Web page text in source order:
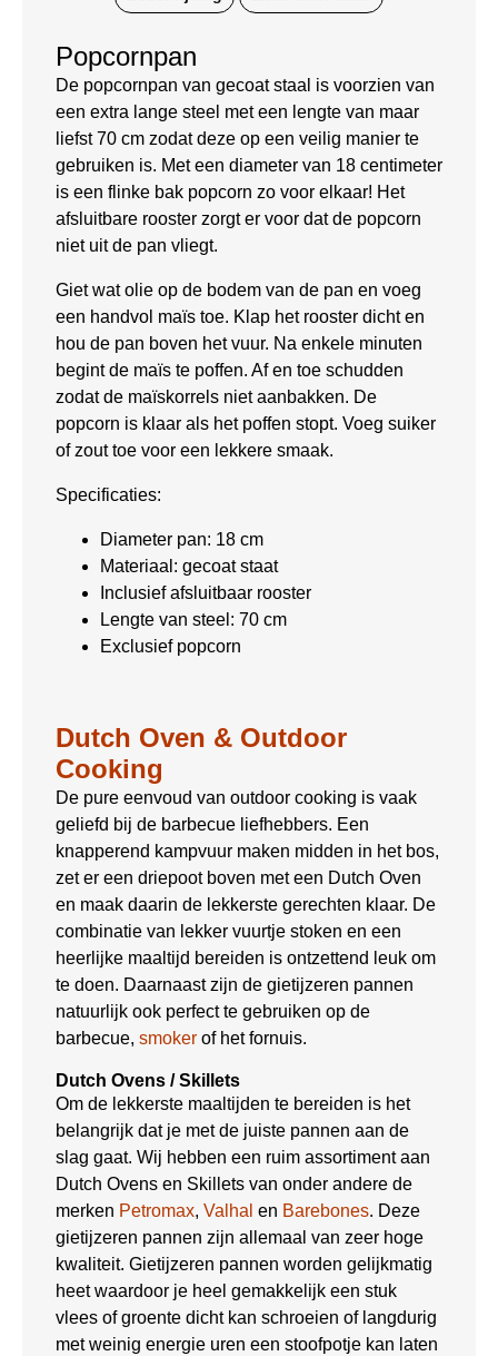
Popcornpan
De popcornpan van gecoat staal is voorzien van
een extra lange steel met een lengte van maar
liefst 70 cm zodat deze op een veilig manier te
gebruiken is. Met een diameter van 18 centimeter
is een flinke bak popcorn zo voor elkaar! Het
afsluitbare rooster zorgt er voor dat de popcorn
niet uit de pan vliegt.
Giet wat olie op de bodem van de pan en voeg
een handvol maïs toe. Klap het rooster dicht en
hou de pan boven het vuur. Na enkele minuten
begint de maïs te poffen. Af en toe schudden
zodat de maïskorrels niet aanbakken. De
popcorn is klaar als het poffen stopt. Voeg suiker
of zout toe voor een lekkere smaak.
Specificaties:
Diameter pan: 18 cm
Materiaal: gecoat staat
Inclusief afsluitbaar rooster
Lengte van steel: 70 cm
Exclusief popcorn
Dutch Oven & Outdoor
Cooking
De pure eenvoud van outdoor cooking is vaak
geliefd bij de barbecue liefhebbers. Een
knapperend kampvuur maken midden in het bos,
zet er een driepoot boven met een Dutch Oven
en maak daarin de lekkerste gerechten klaar. De
combinatie van lekker vuurtje stoken en een
heerlijke maaltijd bereiden is ontzettend leuk om
te doen. Daarnaast zijn de gietijzeren pannen
natuurlijk ook perfect te gebruiken op de
barbecue, smoker of het fornuis.
Dutch Ovens / Skillets
Om de lekkerste maaltijden te bereiden is het
belangrijk dat je met de juiste pannen aan de
slag gaat. Wij hebben een ruim assortiment aan
Dutch Ovens en Skillets van onder andere de
merken Petromax, Valhal en Barebones. Deze
gietijzeren pannen zijn allemaal van zeer hoge
kwaliteit. Gietijzeren pannen worden gelijkmatig
heet waardoor je heel gemakkelijk een stuk
vlees of groente dicht kan schroeien of langdurig
met weinig energie uren een stoofpotje kan laten